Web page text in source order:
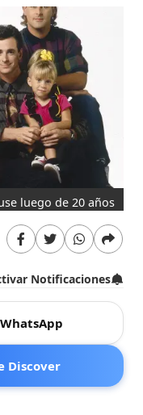
luego de 20 años
Notificaciones
Discover